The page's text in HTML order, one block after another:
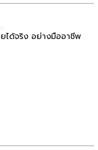
ได้จริง อย่างมืออาชีพ